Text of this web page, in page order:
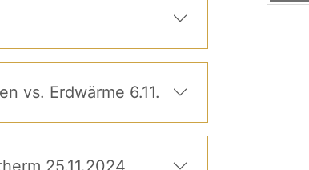
vs. Erdwärme 6.11.
16) Weiterer Neuigkeiten zum Thema Wärmepumpen beim Infoabend der Firma Heliotherm 25.11.2024